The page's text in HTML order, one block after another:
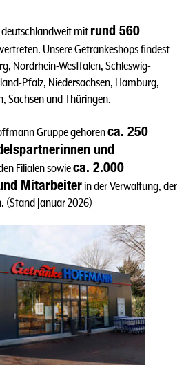
mit rund 560
vertreten. Unsere Getränkeshops findest
Nordrhein-Westfalen, Schleswig-
Pfalz, Niedersachsen, Hamburg,
Sachsen und Thüringen.
Gruppe gehörenca. 250
und
Filialen sowieca. 2.000
Mitarbeiter in der Verwaltung, der
(Stand Januar 2026)